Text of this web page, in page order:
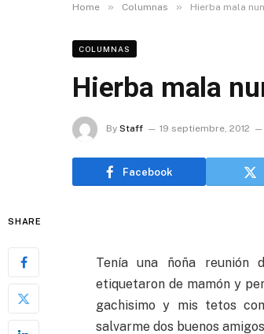
Home » Columnas » Hierba mala
COLUMNAS
Hierba mala
By Staff 19 septiembre, 2012
Facebook
SHARE
Tenía una ñoña reunión
etiquetaron de mamón y
gachisimo y mis tetos
salvarme dos buenos